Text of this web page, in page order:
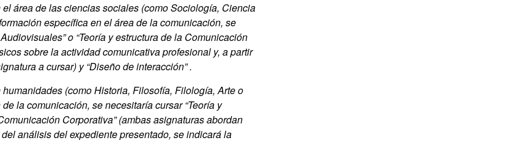
área de las ciencias sociales (como Sociología, Ciencia
específica en el área de la comunicación, se
o “Teoría y estructura de la Comunicación
sobre la actividad comunicativa profesional y, a partir
a cursar) y “Diseño de interacción” .
(como Historia, Filosofía, Filología, Arte o
la comunicación, se necesitaría cursar “Teoría y
Corporativa” (ambas asignaturas abordan
análisis del expediente presentado, se indicará la